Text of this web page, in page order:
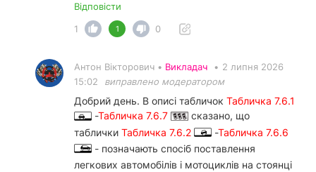
Відповісти
1
1 0
Антон Вікторович • Викладач • 2 липня 2026
15:02
виправлено модератором
Добрий день. В описі табличок Табличка 7.6.1
-Табличка 7.6.7
сказано, що
таблички Табличка 7.6.2 -Табличка 7.6.6
- позначають спосіб поставлення
легкових автомобілів і мотоциклів на стоянці